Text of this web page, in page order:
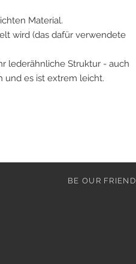
Material.
wird (das dafür verwendete
lederähnliche Struktur - auch
und es ist extrem leicht.
BE OUR FRIEND